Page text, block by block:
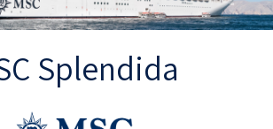
Splendida